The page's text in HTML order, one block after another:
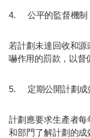
4.  	公平的監督機制
若計劃未達回收和
嚇作用的罰款，以督
5.  	定期公開計
計劃應要求生產者
和部門了解計劃的